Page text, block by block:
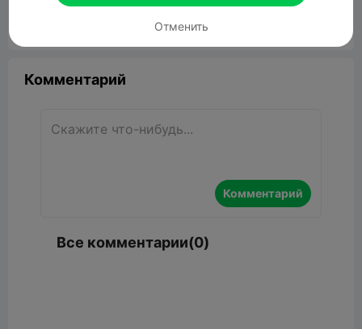
6
Комментарий
Комментарий
Все комментарии(0)
Отменить